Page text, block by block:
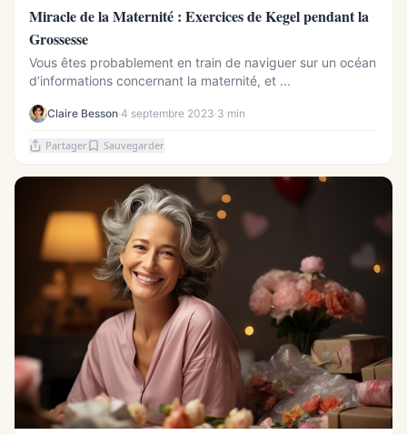
Miracle de la Maternité : Exercices de Kegel pendant la
Grossesse
Vous êtes probablement en train de naviguer sur un océan
d’informations concernant la maternité, et ...
Claire Besson·4 septembre 2023·3 min
Partager Sauvegarder